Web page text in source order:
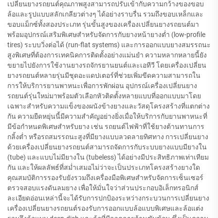
เปลี่ยนยางรถยนต์คุณภาพสูงสามารถปรับเข้ากับความกว้างของขอบ
ล้อและรูปแบบสลักเกลียวต่างๆ ได้อย่างราบรื่น รวมถึงขอบเหล็กและ
ขอบแม็กซ์ทั้งสองประเภท รุ่นขั้นสูงของเครื่องเปลี่ยนยางรถยนต์มา
พร้อมอุปกรณ์เสริมพิเศษสำหรับจัดการกับยางหน้ายางต่ำ (low-profile
tires) ระบบวิ่งต่อได้ (run-flat systems) และการออกแบบยางสมรรถนะ
สูงพิเศษที่ต้องการเทคนิคการติดตั้งอย่างแม่นยำ ความหลากหลายนี้ยัง
ขยายไปยังการใช้งานยางรถจักรยานยนต์และเอทีวี โดยเครื่องเปลี่ยน
ยางรถยนต์หลายรุ่นมีชุดอะแดปเตอร์ที่ช่วยเพิ่มขีดความสามารถใน
การให้บริการยานพาหนะเพื่อการพักผ่อน อุปกรณ์เครื่องเปลี่ยนยาง
รถยนต์รุ่นใหม่มาพร้อมตัวเลือกหัวติดตั้งหลายแบบที่ออกแบบมาโดย
เฉพาะสำหรับความแข็งของผนังข้างยางและวัสดุโครงสร้างที่แตกต่าง
กัน ความยืดหยุ่นนี้มีความสำคัญอย่างยิ่งเมื่อให้บริการกับยานพาหนะที่
มีข้อกำหนดพิเศษสำหรับยาง เช่น รถยนต์ไฟฟ้าที่ใช้ยางต้านทานการ
กลิ้งต่ำ หรือรถสมรรถนะสูงที่มียางแบบลวดลายทิศทาง การเปลี่ยนยาง
ด้วยเครื่องเปลี่ยนยางรถยนต์สามารถจัดการกับระบบยางแบบมียางใน
(tube) และแบบไม่มียางใน (tubeless) ได้อย่างมีประสิทธิภาพเท่าเทียม
กัน และให้ผลลัพธ์ที่สม่ำเสมอไม่ว่าจะเป็นประเภทโครงสร้างยางใด
คุณสมบัติการรองรับยังรวมถึงเครื่องมือพิเศษสำหรับจัดการเซ็นเซอร์
ตรวจสอบแรงดันลมยาง เพื่อให้มั่นใจว่าส่วนประกอบอิเล็กทรอนิกส์
ละเอียดอ่อนเหล่านี้จะได้รับการปกป้องระหว่างกระบวนการเปลี่ยนยาง
เครื่องเปลี่ยนยางรถยนต์รองรับการออกแบบล้อแบบพิเศษและล้อแต่ง